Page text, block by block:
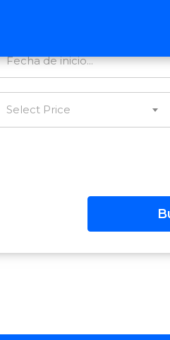
Select Price